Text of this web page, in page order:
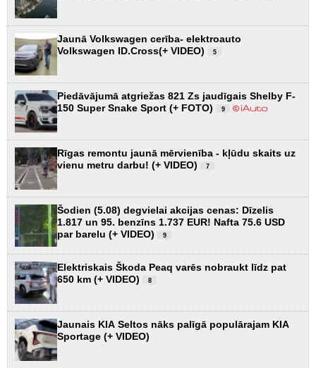
Jaunā Volkswagen cerība- elektroauto
Volkswagen ID.Cross(+ VIDEO)
5
Piedāvājumā atgriežas 821 Zs jaudīgais Shelby F-
150 Super Snake Sport (+ FOTO)
9
Rīgas remontu jaunā mērvienība - kļūdu skaits uz
vienu metru darbu! (+ VIDEO)
7
Šodien (5.08) degvielai akcijas cenas: Dīzelis
1.817 un 95. benzīns 1.737 EUR! Nafta 75.6 USD
par barelu (+ VIDEO)
9
Elektriskais Škoda Peaq varēs nobraukt līdz pat
650 km (+ VIDEO)
8
Jaunais KIA Seltos nāks palīgā populārajam KIA
Sportage (+ VIDEO)